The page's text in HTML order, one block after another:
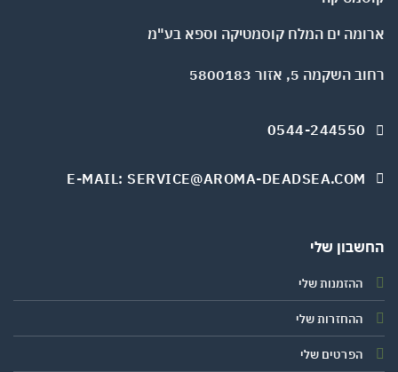
ים המלח קוסמטיקה וספא בע"מ
5, אזור 5800183
0544-244550
E-MAIL: SERVICE@AROMA-DEADSEA.COM
שלי
ההזמנות שלי
ההחזרות שלי
הפרטים שלי